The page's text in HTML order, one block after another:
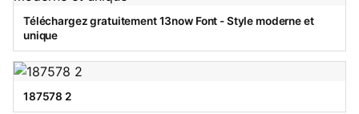
Téléchargez gratuitement 13now Font - Style moderne et
unique
187578 2